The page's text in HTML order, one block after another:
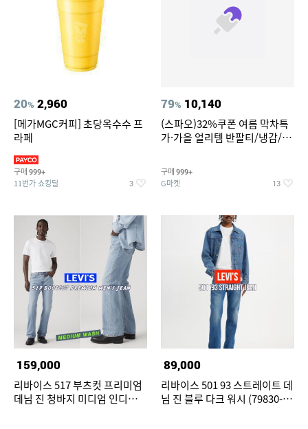
20% 2,960
[메가MGC커피] 초당옥수수 프
라페
구매 999+
11번가 쇼킹딜 3
79% 10,140
(스파오)32%쿠폰 여름 막차특
가·가을 얼리템 반팔티/냉감/반
건 외 ~74%OFF
구매 999+
G마켓 13
159,000
리바이스 517 부츠컷 프리미엄
데님 진 청바지 미디엄 인디고
89,000
리바이스 501 93 스트레이트 데
님 진 블루 다크 워시 (79830-